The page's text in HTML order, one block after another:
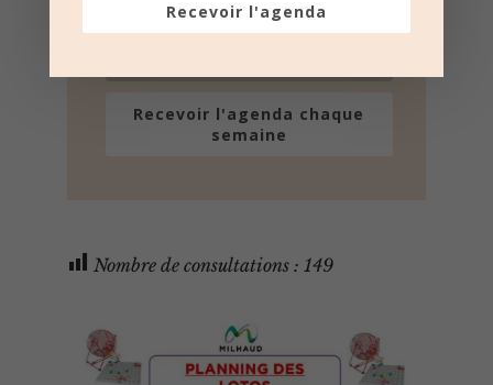
Recevoir l'agenda chaque
semaine
Nombre de consultations : 149
Recevoir l'agenda